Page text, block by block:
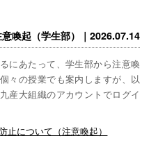
喚起（学生部）｜2026.07.14
にあたって、学生部から注意喚
々の授業でも案内しますが、以
産大組織のアカウントでログイ
止について（注意喚起）